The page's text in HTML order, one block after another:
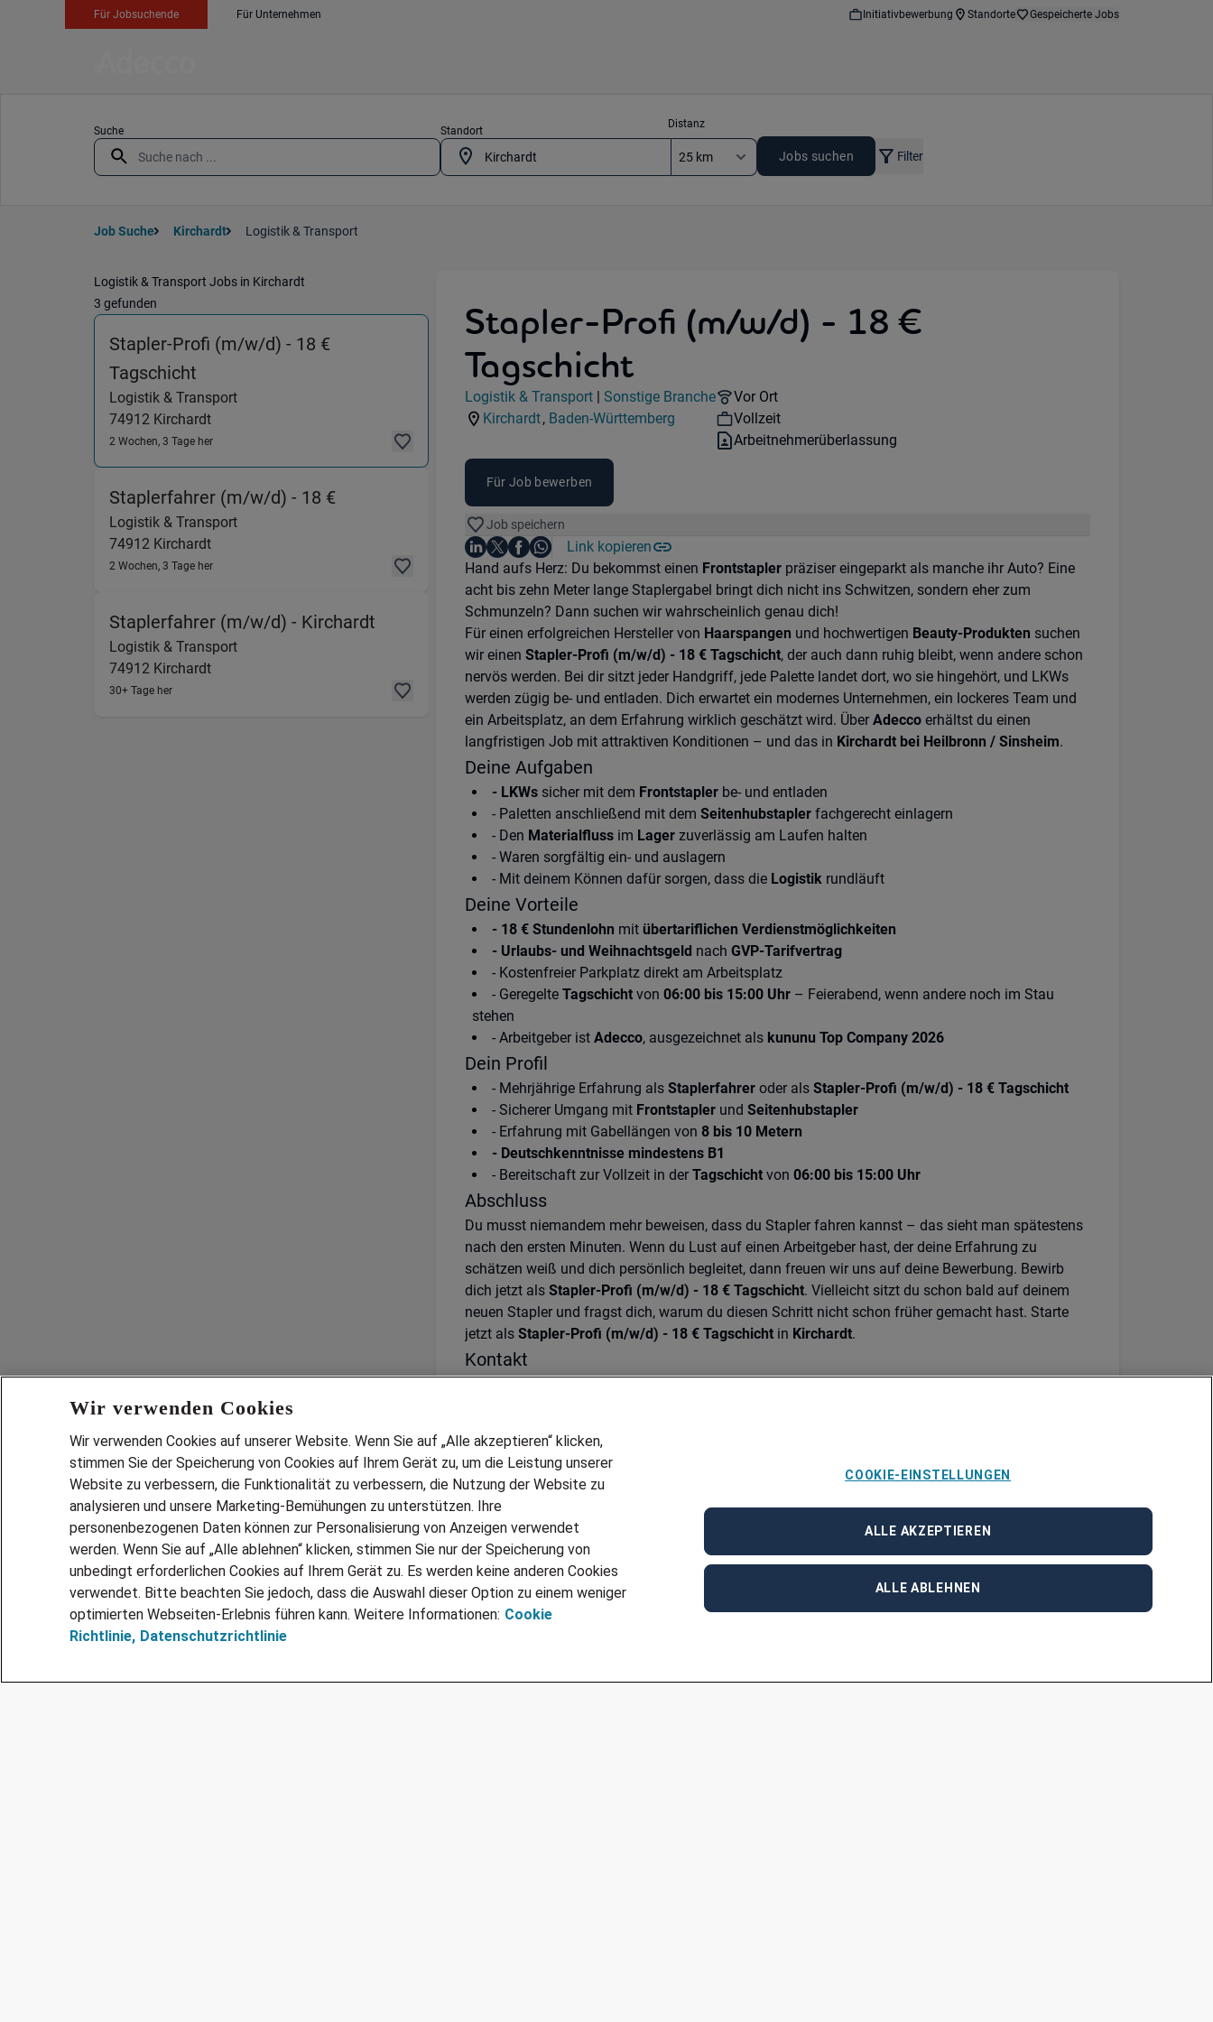
Für Jobsuchende Für Unternehmen Initiativbewerbung Standorte Gespeicherte Jobs
Suche Standort
Distanz
Jobs suchen Filter
Job Suche Kirchardt Logistik & Transport
Logistik & Transport Jobs in Kirchardt
3 gefunden
Stapler-Profi (m/w/d) - 18 €
Tagschicht (Logistik & Transport) in 74912 Kirchardt
Logistik & Transport
74912 Kirchardt
2 Wochen, 3 Tage her
Staplerfahrer (m/w/d) - 18 € (Logistik & Transport) in 74912 Kirchardt
Logistik & Transport
74912 Kirchardt
2 Wochen, 3 Tage her
Staplerfahrer (m/w/d) - Kirchardt (Logistik & Transport) in 74912 Kirchardt
Logistik & Transport
74912 Kirchardt
30+ Tage her
Stapler-Profi (m/w/d) - 18 €
Tagschicht
Jobdetails
Kategorie:
Logistik & Transport|
Industry:
Sonstige Branche
Standorte:
Kirchardt,
Region:
Baden-Württemberg
Remote Option:
Vor Ort
Workhours:
Vollzeit
Vertragsart:
Arbeitnehmerüberlassung
Für Job bewerben
Job speichern
Teile diesen Job
Auf LinkedIn teilen
Auf X teilen
Auf Facebook teilen
Auf WhatsApp teilen
Link kopieren
Einleitung
Hand aufs Herz: Du bekommst einen Frontstaplerpräziser eingeparkt als manche ihr Auto? Eine
acht bis zehn Meter lange Staplergabel bringt dich nicht ins Schwitzen, sondern eher zum
Schmunzeln? Dann suchen wir wahrscheinlich genau dich!
Für einen erfolgreichen Hersteller von Haarspangen und hochwertigen Beauty-Produkten suchen
wir einen Stapler-Profi (m/w/d) - 18 € Tagschicht, der auch dann ruhig bleibt, wenn andere schon
nervös werden. Bei dir sitzt jeder Handgriff, jede Palette landet dort, wo sie hingehört, und LKWs
werden zügig be- und entladen. Dich erwartet ein modernes Unternehmen, ein lockeres Team und
ein Arbeitsplatz, an dem Erfahrung wirklich geschätzt wird. Über Adeccoerhältst du einen
langfristigen Job mit attraktiven Konditionen – und das in Kirchardt bei Heilbronn / Sinsheim.
Deine Aufgaben
- LKWssicher mit dem Frontstaplerbe- und entladen
- Paletten anschließend mit dem Seitenhubstaplerfachgerecht einlagern
- Den Materialflussim Lagerzuverlässig am Laufen halten
- Waren sorgfältig ein- und auslagern
- Mit deinem Können dafür sorgen, dass die Logistikrundläuft
Deine Vorteile
- 18 € Stundenlohn mit übertariflichen Verdienstmöglichkeiten
- Urlaubs- und Weihnachtsgeld nach GVP-Tarifvertrag
- Kostenfreier Parkplatz direkt am Arbeitsplatz
- Geregelte Tagschichtvon 06:00 bis 15:00 Uhr– Feierabend, wenn andere noch im Stau
stehen
- Arbeitgeber ist Adecco, ausgezeichnet als kununu Top Company 2026
Dein Profil
- Mehrjährige Erfahrung als Staplerfahreroder als Stapler-Profi (m/w/d) - 18 € Tagschicht
- Sicherer Umgang mit Frontstaplerund Seitenhubstapler
- Erfahrung mit Gabellängen von 8 bis 10 Metern
- Deutschkenntnisse mindestens B1
- Bereitschaft zur Vollzeit in der Tagschichtvon 06:00 bis 15:00 Uhr
Abschluss
Du musst niemandem mehr beweisen, dass du Stapler fahren kannst – das sieht man spätestens
nach den ersten Minuten. Wenn du Lust auf einen Arbeitgeber hast, der deine Erfahrung zu
schätzen weiß und dich persönlich begleitet, dann freuen wir uns auf deine Bewerbung. Bewirb
dich jetzt als Stapler-Profi (m/w/d) - 18 € Tagschicht. Vielleicht sitzt du schon bald auf deinem
neuen Stapler und fragst dich, warum du diesen Schritt nicht schon früher gemacht hast. Starte
jetzt als Stapler-Profi (m/w/d) - 18 € Tagschichtin Kirchardt.
Kontakt
Für Job bewerben
Wir verwenden Cookies
Wir verwenden Cookies auf unserer Website. Wenn Sie auf „Alle akzeptieren“ klicken,
stimmen Sie der Speicherung von Cookies auf Ihrem Gerät zu, um die Leistung unserer
Website zu verbessern, die Funktionalität zu verbessern, die Nutzung der Website zu
analysieren und unsere Marketing-Bemühungen zu unterstützen. Ihre
personenbezogenen Daten können zur Personalisierung von Anzeigen verwendet
werden. Wenn Sie auf „Alle ablehnen“ klicken, stimmen Sie nur der Speicherung von
unbedingt erforderlichen Cookies auf Ihrem Gerät zu. Es werden keine anderen Cookies
verwendet. Bitte beachten Sie jedoch, dass die Auswahl dieser Option zu einem weniger
optimierten Webseiten-Erlebnis führen kann. Weitere Informationen: Cookie
Richtlinie, Datenschutzrichtlinie
COOKIE-EINSTELLUNGEN
ALLE ABLEHNEN
ALLE AKZEPTIEREN